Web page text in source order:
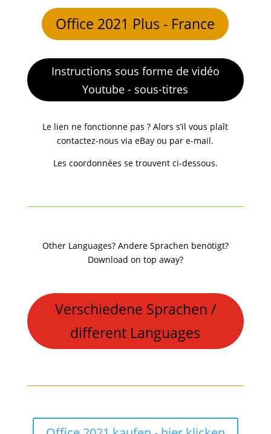
Office 2021 Plus - France
Instructions sous forme de vidéo
Youtube - sous-titres
Le lien ne fonctionne pas ? Alors s’il vous plaît
contactez-nous via eBay ou par e-mail.
Les coordonnées se trouvent ci-dessous.
Other Languages? Andere Sprachen benötigt?
Download on top away?
Verschiedene Sprachen /
different Languages